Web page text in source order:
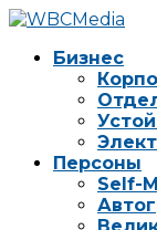
Бизнес
Персоны
Self-